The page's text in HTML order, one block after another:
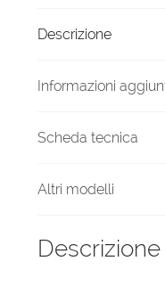
390-
mm
Descrizione
Informazioni
Scheda tecnica
Altri modelli
Descrizione